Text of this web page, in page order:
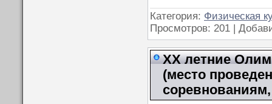
Категория: Физическая
Просмотров: 201 |
XX летние
(место
соревнованиям,